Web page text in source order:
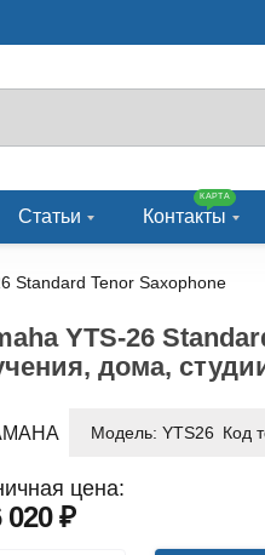
Статьи
КАРТА
Контакты
Standard Tenor Saxophone
YTS-26
дома,
Модель: YTS26 Код
цена:
020 ₽